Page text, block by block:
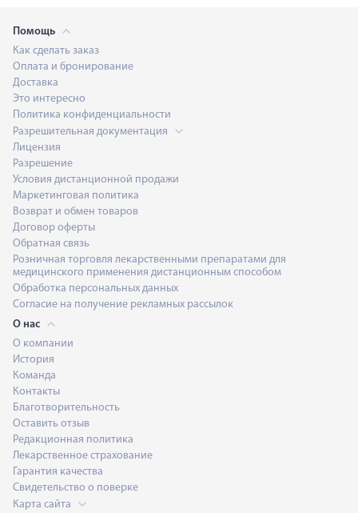
Помощь
Как сделать заказ
Оплата и бронирование
Доставка
Это интересно
Политика конфиденциальности
Разрешительная документация
Лицензия
Разрешение
Условия дистанционной продажи
Маркетинговая политика
Возврат и обмен товаров
Договор оферты
Обратная связь
Розничная торговля лекарственными препаратами для
медицинского применения дистанционным способом
Обработка персональных данных
Согласие на получение рекламных рассылок
О нас
О компании
История
Команда
Контакты
Благотворительность
Оставить отзыв
Редакционная политика
Лекарственное страхование
Гарантия качества
Свидетельство о поверке
Карта сайта